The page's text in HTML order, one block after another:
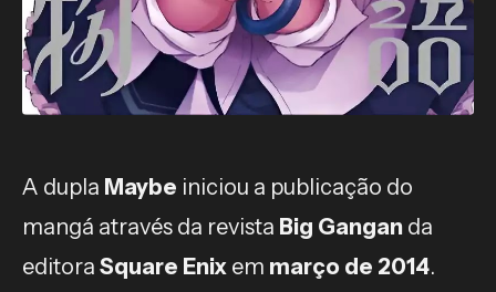
A dupla Maybe iniciou a publicação do
mangá através da revista Big Gangan da
editora Square Enix em março de 2014.